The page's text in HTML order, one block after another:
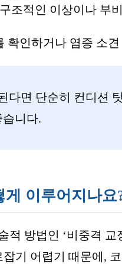
조적인 이상이나 부
확인하거나 염증 소
다면 단순히 컨디션
니다.
이루어지나요
적 방법인 ‘비중격 교
기 어렵기 때문에,